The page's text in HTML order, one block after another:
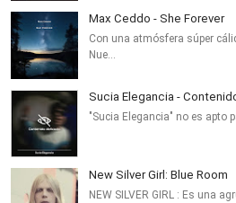
Max Ceddo - She Forever
Con una atmósfera súper
Nue…
Sucia Elegancia -
"Sucia Elegancia" no es apto
New Silver Girl: Blue Room
NEW SILVER GIRL : Es una